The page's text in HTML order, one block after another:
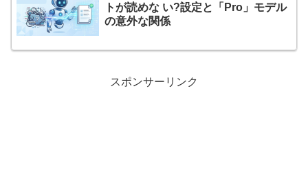
トが読めな い?設定と「Pro」モデル
の意外な関係
スポンサーリンク